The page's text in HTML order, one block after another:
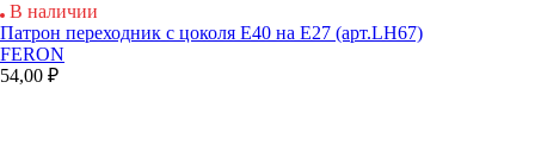
В наличии
Патрон переходник с цоколя Е40 на Е27 (арт.LH67)
FERON
54,00 ₽